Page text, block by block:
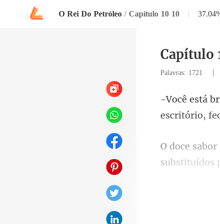
O Rei Do Petróleo / Capítulo 10 10 |
Capítulo
Palavras: 1721 |
sub